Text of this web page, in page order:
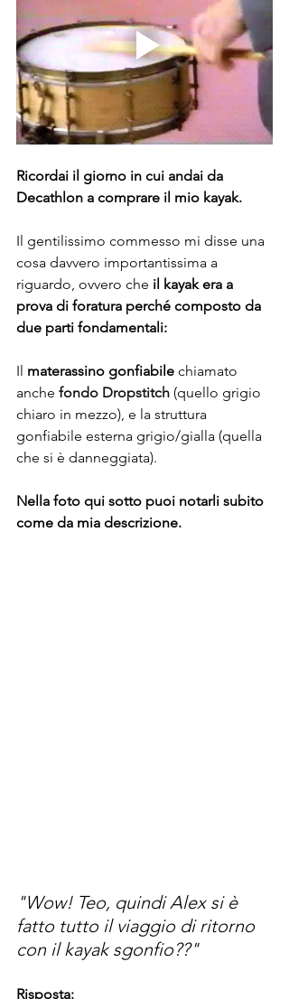
Ricordai il giorno in cui andai da
Decathlon a comprare il mio kayak.
Il gentilissimo commesso mi disse una
cosa davvero importantissima a
riguardo, ovvero che il kayak era a
prova di foratura perché composto da
due parti fondamentali:
Il materassino gonfiabile chiamato
anche fondo Dropstitch (quello grigio
chiaro in mezzo), e la struttura
gonfiabile esterna grigio/gialla (quella
che si è danneggiata).
Nella foto qui sotto puoi notarli subito
come da mia descrizione.
"Wow! Teo, quindi Alex si è
fatto tutto il viaggio di ritorno
con il kayak sgonfio??"
Risposta: